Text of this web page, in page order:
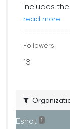
includes
read more
Followers
13
Eshot 1